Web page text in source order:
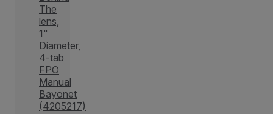
The
lens,
1"
Diameter,
4-tab
FPO
Manual
Bayonet
(4205217)